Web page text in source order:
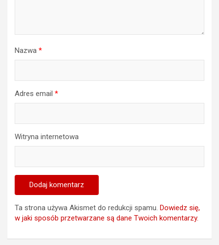
Nazwa *
Adres email *
Witryna internetowa
Ta strona używa Akismet do redukcji spamu. Dowiedz się,
w jaki sposób przetwarzane są dane Twoich komentarzy.